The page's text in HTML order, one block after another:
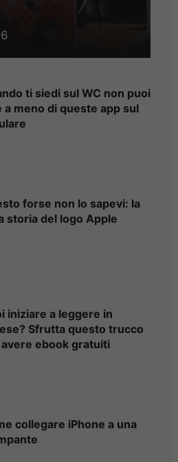
ti siedi sul WC non puoi
a meno di queste app sul
forse non lo sapevi: la
storia del logo Apple
iniziare a leggere in
Sfrutta questo trucco
ebook gratuiti
collegare iPhone a una